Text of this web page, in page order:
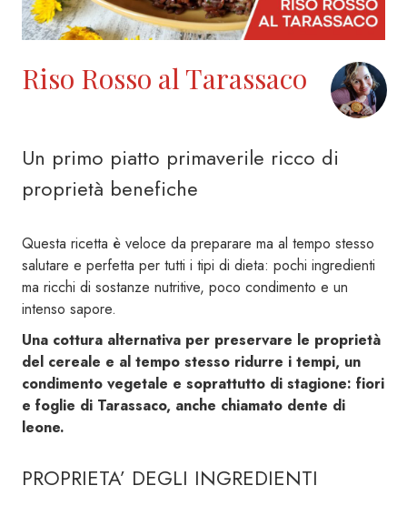
Riso Rosso al Tarassaco
Un primo piatto primaverile ricco di
proprietà benefiche
Questa ricetta è veloce da preparare ma al tempo stesso
salutare e perfetta per tutti i tipi di dieta: pochi ingredienti
ma ricchi di sostanze nutritive, poco condimento e un
intenso sapore.
Una cottura alternativa per preservare le proprietà
del cereale e al tempo stesso ridurre i tempi, un
condimento vegetale e soprattutto di stagione: fiori
e foglie di Tarassaco, anche chiamato dente di
leone.
PROPRIETA’ DEGLI INGREDIENTI